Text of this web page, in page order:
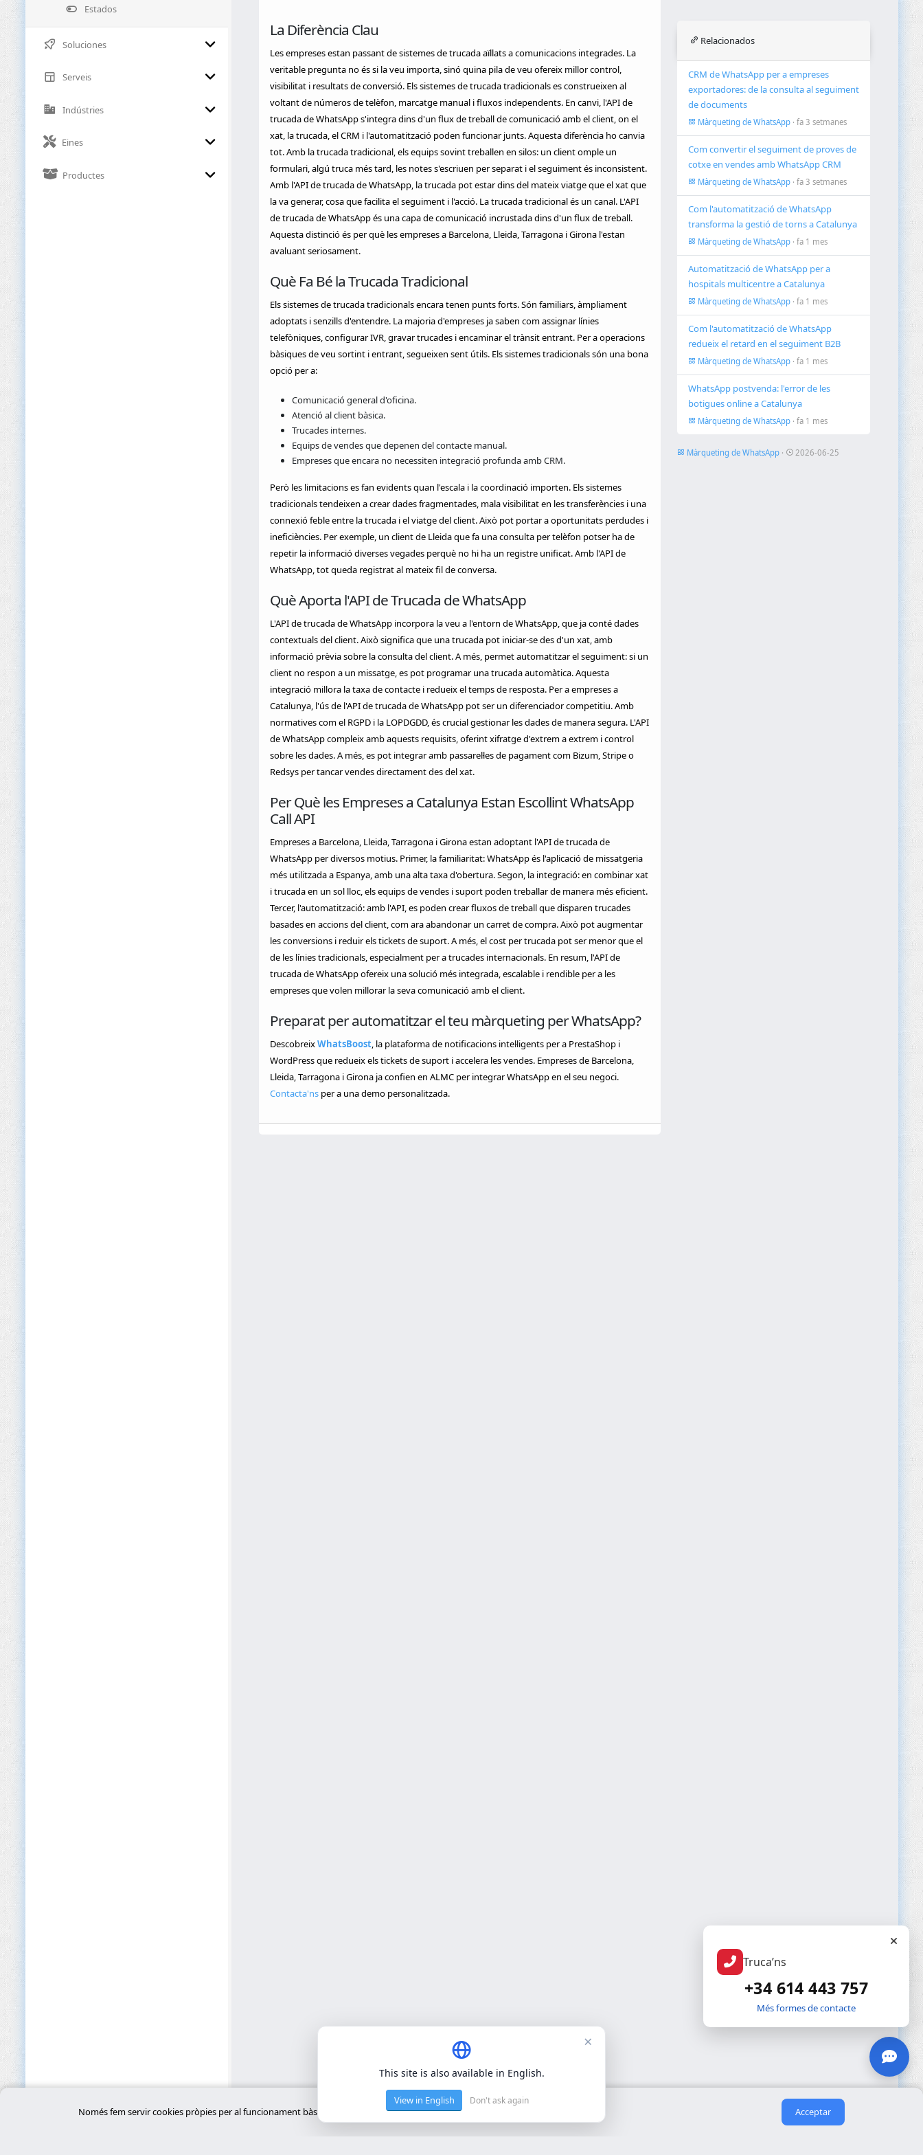
Estados
Soluciones
Serveis
Indústries
Eines
Productes
La Diferència Clau
Les empreses estan passant de sistemes de trucada aïllats a comunicacions integrades. La
veritable pregunta no és si la veu importa, sinó quina pila de veu ofereix millor control,
visibilitat i resultats de conversió. Els sistemes de trucada tradicionals es construeixen al
voltant de números de telèfon, marcatge manual i fluxos independents. En canvi, l'API de
trucada de WhatsApp s'integra dins d'un flux de treball de comunicació amb el client, on el
xat, la trucada, el CRM i l'automatització poden funcionar junts. Aquesta diferència ho canvia
tot. Amb la trucada tradicional, els equips sovint treballen en silos: un client omple un
formulari, algú truca més tard, les notes s'escriuen per separat i el seguiment és inconsistent.
Amb l'API de trucada de WhatsApp, la trucada pot estar dins del mateix viatge que el xat que
la va generar, cosa que facilita el seguiment i l'acció. La trucada tradicional és un canal. L'API
de trucada de WhatsApp és una capa de comunicació incrustada dins d'un flux de treball.
Aquesta distinció és per què les empreses a Barcelona, Lleida, Tarragona i Girona l'estan
avaluant seriosament.
Què Fa Bé la Trucada Tradicional
Els sistemes de trucada tradicionals encara tenen punts forts. Són familiars, àmpliament
adoptats i senzills d'entendre. La majoria d'empreses ja saben com assignar línies
telefòniques, configurar IVR, gravar trucades i encaminar el trànsit entrant. Per a operacions
bàsiques de veu sortint i entrant, segueixen sent útils. Els sistemes tradicionals són una bona
opció per a:
Comunicació general d'oficina.
Atenció al client bàsica.
Trucades internes.
Equips de vendes que depenen del contacte manual.
Empreses que encara no necessiten integració profunda amb CRM.
Però les limitacions es fan evidents quan l'escala i la coordinació importen. Els sistemes
tradicionals tendeixen a crear dades fragmentades, mala visibilitat en les transferències i una
connexió feble entre la trucada i el viatge del client. Això pot portar a oportunitats perdudes i
ineficiències. Per exemple, un client de Lleida que fa una consulta per telèfon potser ha de
repetir la informació diverses vegades perquè no hi ha un registre unificat. Amb l'API de
WhatsApp, tot queda registrat al mateix fil de conversa.
Què Aporta l'API de Trucada de WhatsApp
L'API de trucada de WhatsApp incorpora la veu a l'entorn de WhatsApp, que ja conté dades
contextuals del client. Això significa que una trucada pot iniciar-se des d'un xat, amb
informació prèvia sobre la consulta del client. A més, permet automatitzar el seguiment: si un
client no respon a un missatge, es pot programar una trucada automàtica. Aquesta
integració millora la taxa de contacte i redueix el temps de resposta. Per a empreses a
Catalunya, l'ús de l'API de trucada de WhatsApp pot ser un diferenciador competitiu. Amb
normatives com el RGPD i la LOPDGDD, és crucial gestionar les dades de manera segura. L'API
de WhatsApp compleix amb aquests requisits, oferint xifratge d'extrem a extrem i control
sobre les dades. A més, es pot integrar amb passarel·les de pagament com Bizum, Stripe o
Redsys per tancar vendes directament des del xat.
Per Què les Empreses a Catalunya Estan Escollint WhatsApp
Call API
Empreses a Barcelona, Lleida, Tarragona i Girona estan adoptant l'API de trucada de
WhatsApp per diversos motius. Primer, la familiaritat: WhatsApp és l'aplicació de missatgeria
més utilitzada a Espanya, amb una alta taxa d'obertura. Segon, la integració: en combinar xat
i trucada en un sol lloc, els equips de vendes i suport poden treballar de manera més eficient.
Tercer, l'automatització: amb l'API, es poden crear fluxos de treball que disparen trucades
basades en accions del client, com ara abandonar un carret de compra. Això pot augmentar
les conversions i reduir els tickets de suport. A més, el cost per trucada pot ser menor que el
de les línies tradicionals, especialment per a trucades internacionals. En resum, l'API de
trucada de WhatsApp ofereix una solució més integrada, escalable i rendible per a les
empreses que volen millorar la seva comunicació amb el client.
Preparat per automatitzar el teu màrqueting per WhatsApp?
DescobreixWhatsBoost, la plataforma de notificacions intel·ligents per a PrestaShop i
WordPress que redueix els tickets de suport i accelera les vendes. Empreses de Barcelona,
Lleida, Tarragona i Girona ja confien en ALMC per integrar WhatsApp en el seu negoci.
Contacta'nsper a una demo personalitzada.
Relacionados
CRM de WhatsApp per a empreses
exportadores: de la consulta al seguiment
de documents
Màrqueting de WhatsApp · fa 3 setmanes
Com convertir el seguiment de proves de
cotxe en vendes amb WhatsApp CRM
Màrqueting de WhatsApp · fa 3 setmanes
Com l'automatització de WhatsApp
transforma la gestió de torns a Catalunya
Màrqueting de WhatsApp · fa 1 mes
Automatització de WhatsApp per a
hospitals multicentre a Catalunya
Màrqueting de WhatsApp · fa 1 mes
Com l'automatització de WhatsApp
redueix el retard en el seguiment B2B
Màrqueting de WhatsApp · fa 1 mes
WhatsApp postvenda: l'error de les
botigues online a Catalunya
Màrqueting de WhatsApp · fa 1 mes
Màrqueting de WhatsApp · 2026-06-25
Només fem servir cookies pròpies per al funcionament bàsic del lloc. No utilitzem cookies de tercers. Acceptar
Truca’ns
+34 614 443 757
Més formes de contacte
×
This site is also available in English.
View in English Don't ask again